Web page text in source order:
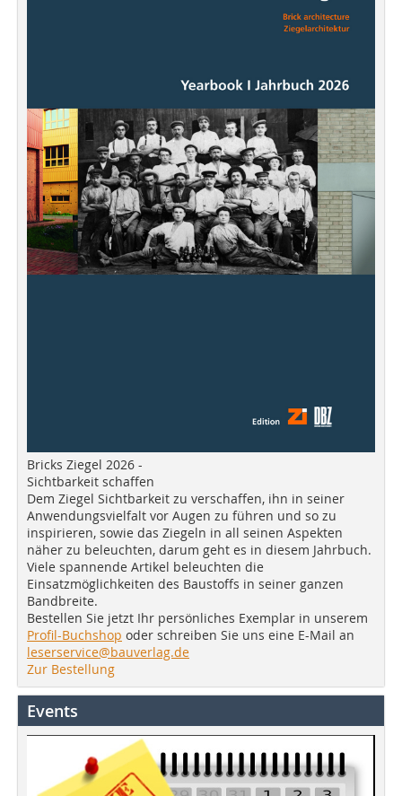
Bricks Ziegel 2026 -
Sichtbarkeit schaffen
Dem Ziegel Sichtbarkeit zu verschaffen, ihn in seiner
Anwendungsvielfalt vor Augen zu führen und so zu
inspirieren, sowie das Ziegeln in all seinen Aspekten
näher zu beleuchten, darum geht es in diesem Jahrbuch.
Viele spannende Artikel beleuchten die
Einsatzmöglichkeiten des Baustoffs in seiner ganzen
Bandbreite.
Bestellen Sie jetzt Ihr persönliches Exemplar in unserem
Profil-Buchshop oder schreiben Sie uns eine E-Mail an
leserservice@bauverlag.de
Zur Bestellung
Events